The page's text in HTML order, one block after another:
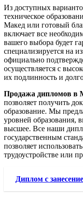
Из доступных
техническое
Макед или готовый
включает все
вашего выбора будет
специализируется на
официально
осуществляется с
их подлинность и
Продажа дипломов в
позволяет получить
образование. Мы
уровней образования,
высшее. Все наши
государственным
позволяет
трудоустройстве или
Диплом с